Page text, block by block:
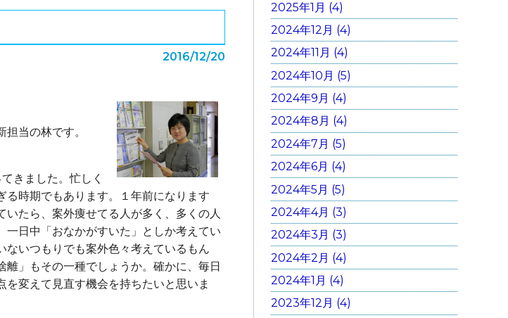
2016/12/20
担当の林です。
きました。忙しく
時期でもあります。１年前になります
たら、案外痩せてる人が多く、多くの人
日中「おなかがすいた」としか考えてい
いつもりでも案外色々考えているもん
」もその一種でしょうか。確かに、毎日
変えて見直す機会を持ちたいと思いま
2025年1月 (4)
2024年12月 (4)
2024年11月 (4)
2024年10月 (5)
2024年9月 (4)
2024年8月 (4)
2024年7月 (5)
2024年6月 (4)
2024年5月 (5)
2024年4月 (3)
2024年3月 (3)
2024年2月 (4)
2024年1月 (4)
2023年12月 (4)